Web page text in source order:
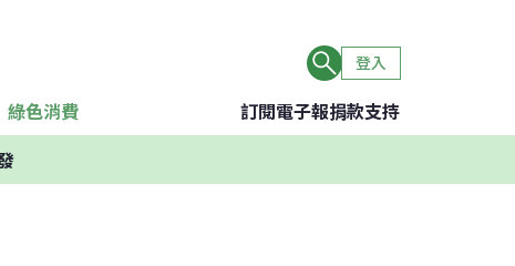
登入
綠色消費 訂閱電子報捐款支持